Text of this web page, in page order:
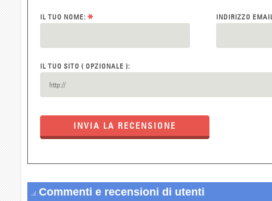
IL TUO NOME: * INDIRIZZO
IL TUO SITO ( OPZIONALE ):
INVIA LA RECENSIONE
Commenti e recensioni di utenti